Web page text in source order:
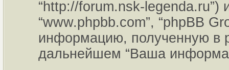
“http://forum.nsk-legenda.ru”)
“www.phpbb.com”, “phpBB
информацию, полученную в
дальнейшем “Ваша